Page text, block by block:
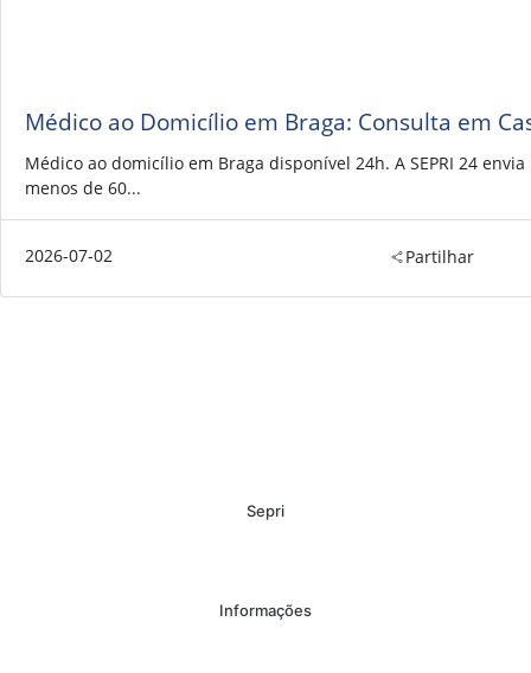
Médico ao Domicílio em Braga: Consulta em
Médico ao domicílio em Braga disponível 24h. A SEPRI 24
menos de 60...
2026-07-02 Partilhar
Sepri
Informações